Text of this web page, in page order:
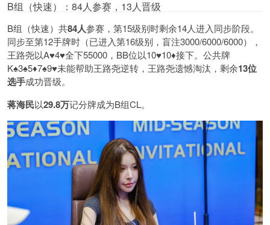
B组（快速）：84人参赛，13人晋级
B组（快速）共84人参赛，第15级别时剩余14人进入同步阶段。
同步至第12手牌时（已进入第16级别，盲注3000/6000/6000），
王路尧以A♥️4♥️全下55000，BB位以10♥️10♦️接下。公共牌
K♠️3♠️5♦️7♠️9♥️未能帮助王路尧逆转，王路尧遗憾淘汰，剩余13位
选手成功晋级。
蒋海民以29.8万记分牌成为B组CL。